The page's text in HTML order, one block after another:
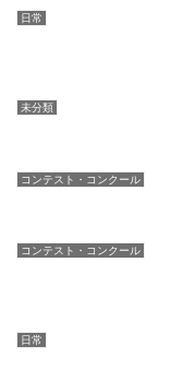
日常
未分類
コンテスト・コンクール
コンテスト・コンクール
日常